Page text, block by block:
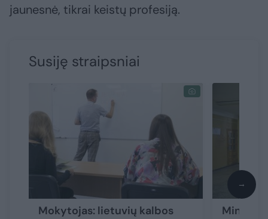
jaunesnė, tikrai keistų profesiją.
Susiję straipsniai
Mokytojas: lietuvių kalbos
→